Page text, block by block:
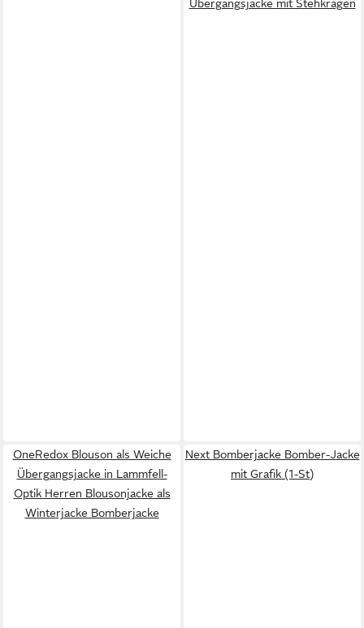
Übergangsjacke mit Stehkragen
OneRedox Blouson als Weiche
Übergangsjacke in Lammfell-
Optik Herren Blousonjacke als
Winterjacke Bomberjacke
Next Bomberjacke Bomber-Jacke
mit Grafik (1-St)